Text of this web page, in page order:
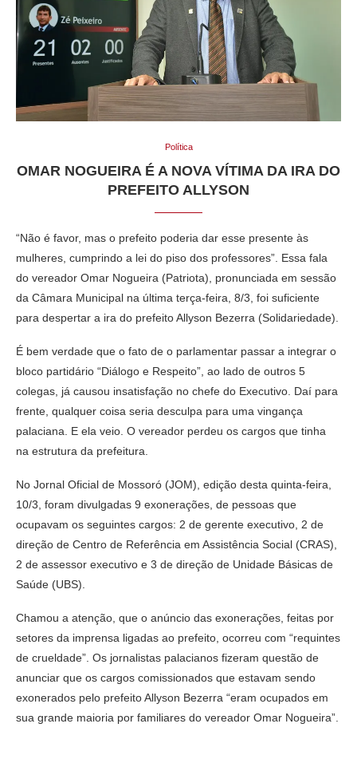
Política
OMAR NOGUEIRA É A NOVA VÍTIMA DA IRA DO
PREFEITO ALLYSON
“Não é favor, mas o prefeito poderia dar esse presente às
mulheres, cumprindo a lei do piso dos professores”. Essa fala
do vereador Omar Nogueira (Patriota), pronunciada em sessão
da Câmara Municipal na última terça-feira, 8/3, foi suficiente
para despertar a ira do prefeito Allyson Bezerra (Solidariedade).
É bem verdade que o fato de o parlamentar passar a integrar o
bloco partidário “Diálogo e Respeito”, ao lado de outros 5
colegas, já causou insatisfação no chefe do Executivo. Daí para
frente, qualquer coisa seria desculpa para uma vingança
palaciana. E ela veio. O vereador perdeu os cargos que tinha
na estrutura da prefeitura.
No Jornal Oficial de Mossoró (JOM), edição desta quinta-feira,
10/3, foram divulgadas 9 exonerações, de pessoas que
ocupavam os seguintes cargos: 2 de gerente executivo, 2 de
direção de Centro de Referência em Assistência Social (CRAS),
2 de assessor executivo e 3 de direção de Unidade Básicas de
Saúde (UBS).
Chamou a atenção, que o anúncio das exonerações, feitas por
setores da imprensa ligadas ao prefeito, ocorreu com “requintes
de crueldade”. Os jornalistas palacianos fizeram questão de
anunciar que os cargos comissionados que estavam sendo
exonerados pelo prefeito Allyson Bezerra “eram ocupados em
sua grande maioria por familiares do vereador Omar Nogueira”.